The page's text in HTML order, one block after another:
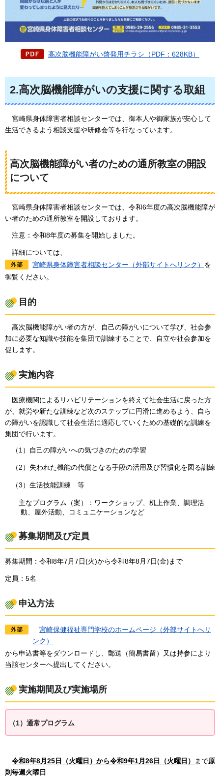
高次脳機能障がい啓発用チラシ（PDF：628KB）
2.高次脳機能障がいの支援に関する取組
宮崎県身体障害者相談センターでは、御本人や御家族が安心して
生活できるよう相談支援や研修会等を行なっています。
高次脳機能障がい者のための通所教室の開設
について
宮崎県身体障害者相談センターでは、令和6年度の高次脳機能障が
い者のための通所教室を開設しております。
注意：令和8年度の募集を開始しました。
詳細については、
宮崎県身体障害者相談センター（外部サイトへリンク） を
御覧ください。
目的
高次脳機能障がい者の方が、自己の障がいについて学び、社会参
加に必要な知識や技能を集団で訓練することで、自立や社会参加を
促します。
実施内容
医療機関による リハビリテーションを終えて社会生活に戻った方
が、就労や新たな訓練など次のステップに円滑に進めるよう、自ら
の障がいを認識して社会生活に適応していくための基礎的な訓練を
集団で行います。
（1）自己の障がいへの気づきのための学習
（2）失われた機能の代償となる手段の活用及び習慣化を図る訓練
（3）生活技能訓練 等
主なプログラム（案）：ワークショップ、机上作業、調理活
動、屋外活動、コミュニケーションなど
募集期間及び定員
募集期間：令和8年7⽉7⽇(火)から令和8年8⽉7⽇(金)まで
定員：5名
申込方法
宮崎保健福祉専門学校のホームページ（外部サイトへリ
ンク）
から申込書等をダウンロードし、郵送（簡易書留）又は持参により
当該センターへ提出してください。
実施期間及び実施場所
（1）通常プログラム
令和8年8月25日（火曜日）から令和9年1月26日（火曜日） まで原
則毎週火曜日